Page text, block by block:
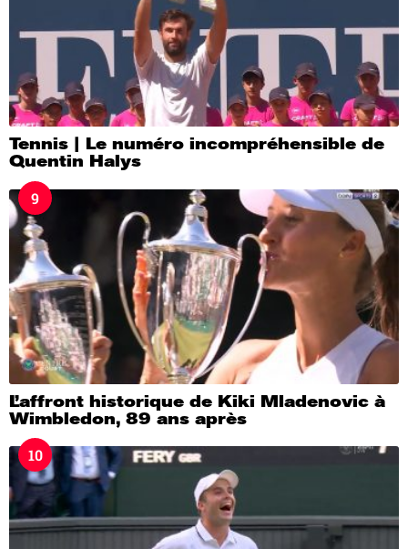
Tennis | Le numéro incompréhensible de
Quentin Halys
9
L’affront historique de Kiki Mladenovic à
Wimbledon, 89 ans après
10